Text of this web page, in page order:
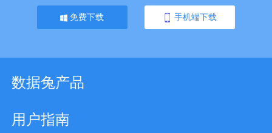
免费下载 手机端下载
数据兔产品
用户指南